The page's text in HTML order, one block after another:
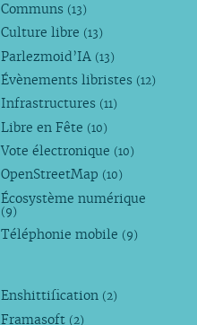
Communs (13)
Culture libre (13)
Parlezmoid’IA (13)
Évènements libristes (12)
Infrastructures (11)
Libre en Fête (10)
Vote électronique (10)
OpenStreetMap (10)
Écosystème numérique
(9)
Téléphonie mobile (9)
Enshittification (2)
Framasoft (2)